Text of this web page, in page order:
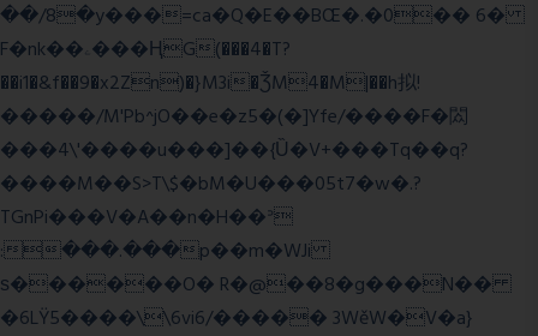
��/8�y���=ca�Q�E��BŒ�.�0�� 6�
F�nk��ۦ���ҢG(���4�T?
��i1�&f��9�x2Zn)�}M3i�ǮM4�M|��h拟!
�����/M'Pb^jO��e�z5�(�]Yfe/����F�閦
���4\'����u���]��{Ȕ�V+���Tq��q?
����M��S>T\$�bM�U���05t7�w�.?
TGnPi���V�A��n�H��ᐣ
:���.���p��m�WJi
ѕ������O� R�@��8�g���N��
�6LŸ5����\\6vi6/����� 3WěW�V�a}